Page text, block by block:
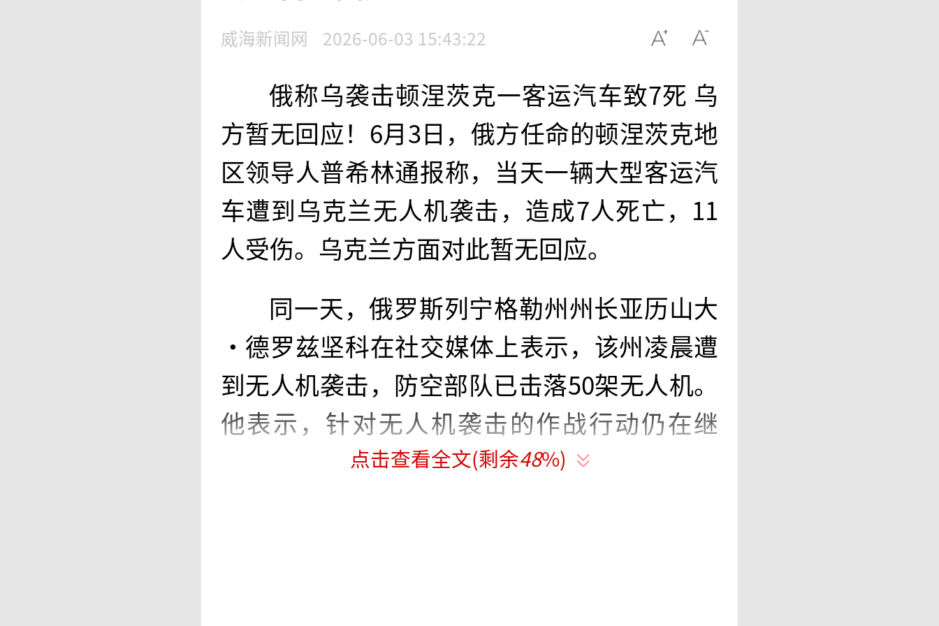
威海新闻网 2026-06-03 15:43:22
俄称乌袭击顿涅茨克一客运汽车致7死 乌
方暂无回应！6月3日，俄方任命的顿涅茨克地
区领导人普希林通报称，当天一辆大型客运汽
车遭到乌克兰无人机袭击，造成7人死亡，11
人受伤。乌克兰方面对此暂无回应。
同一天，俄罗斯列宁格勒州州长亚历山大
·德罗兹坚科在社交媒体上表示，该州凌晨遭
到无人机袭击，防空部队已击落50架无人机。
他表示，针对无人机袭击的作战行动仍在继
续，列宁格勒州空域发布了无人机威胁警报，
点击查看全文(剩余48%)